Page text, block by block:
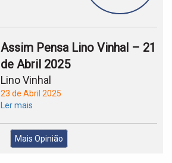
Assim Pensa Lino Vinhal – 21
de Abril 2025
Lino Vinhal
23 de Abril 2025
Ler mais
Mais Opinião